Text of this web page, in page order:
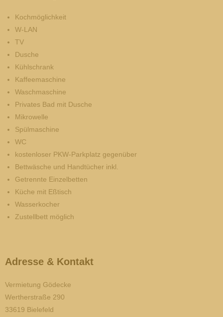
Kochmöglich­keit
W-LAN
TV
Dusche
Kühl­schrank
Kaffee­maschine
Wasch­maschine
Privates Bad mit Dusche
Mikro­welle
Spül­maschine
WC
kostenloser PKW-Parkplatz gegenüber
Bettwäsche und Handtücher inkl.
Getrennte Einzelbetten
Küche mit Eßtisch
Wasserkocher
Zustellbett möglich
Adresse & Kontakt
Vermietung Gödecke
Wertherstraße 290
33619 Bielefeld